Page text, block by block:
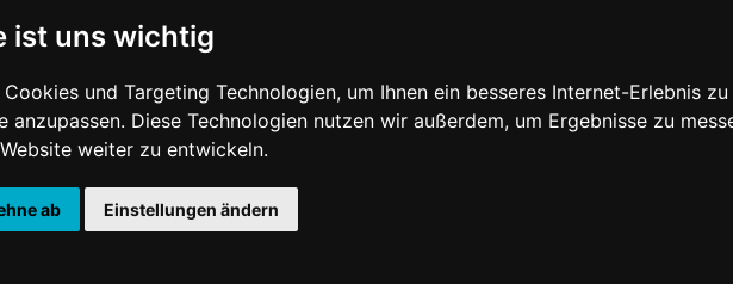
ist uns wichtig
und Targeting Technologien, um Ihnen ein besseres Internet-Erlebnis
anzupassen. Diese Technologien nutzen wir außerdem, um Ergebnisse zu
weiter zu entwickeln.
ab Einstellungen ändern
Firmennews Gesellschaft